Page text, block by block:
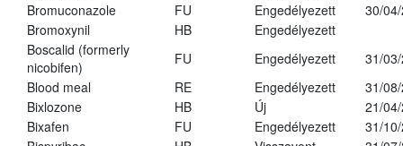
Bromuconazole
FU Engedélyezett
30/
Bromoxynil
HB
Engedélyezett
Boscalid (formerly
nicobifen)
FU Engedélyezett
31/
Blood meal
RE Engedélyezett
31/
Bixlozone
HB Új
21/
Bixafen
FU Engedélyezett
31/